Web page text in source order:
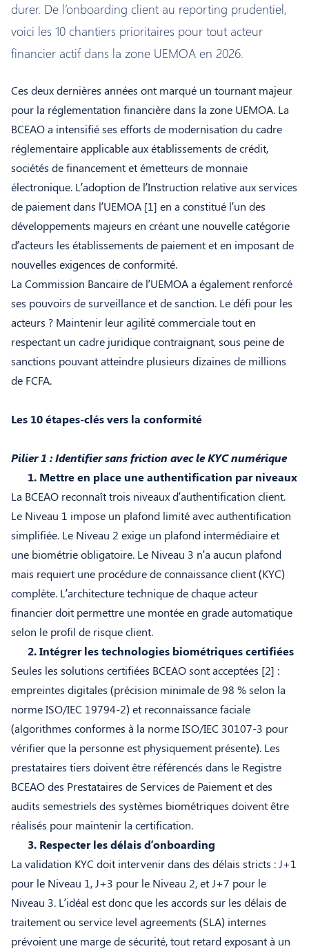
durer. De l’onboarding client au reporting prudentiel,
voici les 10 chantiers prioritaires pour tout acteur
financier actif dans la zone UEMOA en 2026.
Ces deux dernières années ont marqué un tournant majeur
pour la réglementation financière dans la zone UEMOA. La
BCEAO a intensifié ses efforts de modernisation du cadre
réglementaire applicable aux établissements de crédit,
sociétés de financement et émetteurs de monnaie
électronique. L’adoption de l’Instruction relative aux services
de paiement dans l’UEMOA [1] en a constitué l’un des
développements majeurs en créant une nouvelle catégorie
d’acteurs les établissements de paiement et en imposant de
nouvelles exigences de conformité.
La Commission Bancaire de l’UEMOA a également renforcé
ses pouvoirs de surveillance et de sanction. Le défi pour les
acteurs ? Maintenir leur agilité commerciale tout en
respectant un cadre juridique contraignant, sous peine de
sanctions pouvant atteindre plusieurs dizaines de millions
de FCFA.
Les 10 étapes-clés vers la conformité
Pilier 1 : Identifier sans friction avec le KYC numérique
1. Mettre en place une authentification par niveaux
La BCEAO reconnaît trois niveaux d’authentification client.
Le Niveau 1 impose un plafond limité avec authentification
simplifiée. Le Niveau 2 exige un plafond intermédiaire et
une biométrie obligatoire. Le Niveau 3 n’a aucun plafond
mais requiert une procédure de connaissance client (KYC)
complète. L’architecture technique de chaque acteur
financier doit permettre une montée en grade automatique
selon le profil de risque client.
2. Intégrer les technologies biométriques certifiées
Seules les solutions certifiées BCEAO sont acceptées [2] :
empreintes digitales (précision minimale de 98 % selon la
norme ISO/IEC 19794-2) et reconnaissance faciale
(algorithmes conformes à la norme ISO/IEC 30107-3 pour
vérifier que la personne est physiquement présente). Les
prestataires tiers doivent être référencés dans le Registre
BCEAO des Prestataires de Services de Paiement et des
audits semestriels des systèmes biométriques doivent être
réalisés pour maintenir la certification.
3. Respecter les délais d’onboarding
La validation KYC doit intervenir dans des délais stricts : J+1
pour le Niveau 1, J+3 pour le Niveau 2, et J+7 pour le
Niveau 3. L’idéal est donc que les accords sur les délais de
traitement ou service level agreements (SLA) internes
prévoient une marge de sécurité, tout retard exposant à un